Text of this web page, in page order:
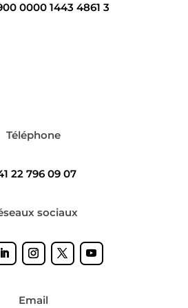
0000 1443 4861 3
Téléphone
22 796 09 07
sociaux
Email